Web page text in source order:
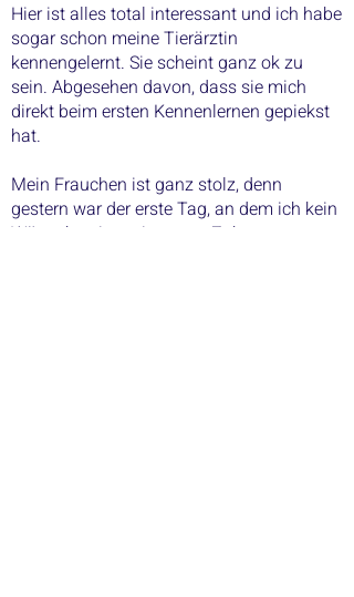
Hier ist alles total interessant und ich habe
sogar schon meine Tierärztin
kennengelernt. Sie scheint ganz ok zu
sein. Abgesehen davon, dass sie mich
direkt beim ersten Kennenlernen gepiekst
hat.
Mein Frauchen ist ganz stolz, denn
gestern war der erste Tag, an dem ich kein
Würstchen in mein neues Zuhause